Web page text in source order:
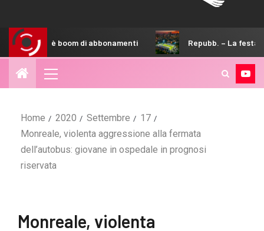
di abbonamenti Repubb. – La festa degli
Home 2020 Settembre
17
Monreale, violenta aggressione alla fermata
dell’autobus: giovane in ospedale in prognosi
riservata
Monreale, violenta